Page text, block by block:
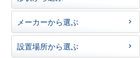
業務用エアコンを探す
形状から選ぶ